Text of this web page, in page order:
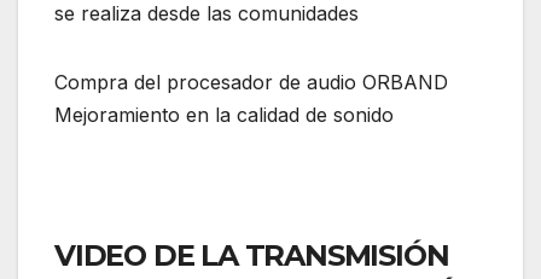
se realiza desde las comunidades
Compra del procesador de audio ORBAND
Mejoramiento en la calidad de sonido
VIDEO DE LA TRANSMISIÓN